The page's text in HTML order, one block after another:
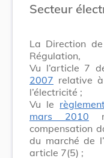
Secteur
La Direction
Régulation,
Vu l’article 7
2007 relative
l’électricité ;
Vu le
mars 2010
compensation
du marché de
article 7(5) ;